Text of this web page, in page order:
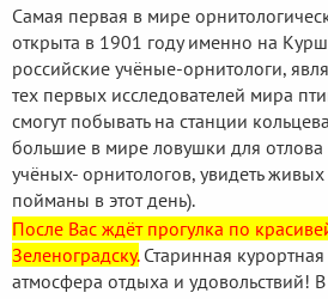
Самая первая в мире
открыта в 1901 году именно на
российские учёные-орнитологи,
тех первых исследователей мира
смогут побывать на станции
большие в мире ловушки для отлова
учёных- орнитологов, увидеть живых
пойманы в этот день).
После Вас ждёт прогулка по
Зеленоградску.Старинная курортная
атмосфера отдыха и удовольствий! В